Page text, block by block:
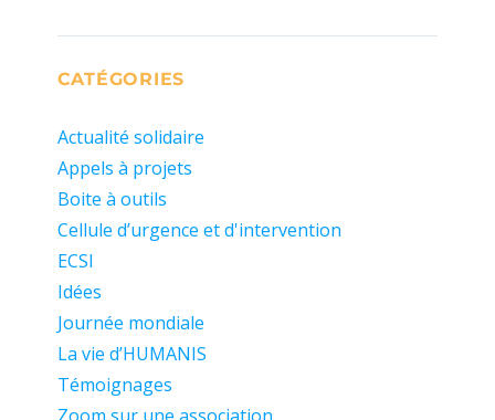
CATÉGORIES
Actualité solidaire
Appels à projets
Boite à outils
Cellule d’urgence et d'intervention
ECSI
Idées
Journée mondiale
La vie d’HUMANIS
Témoignages